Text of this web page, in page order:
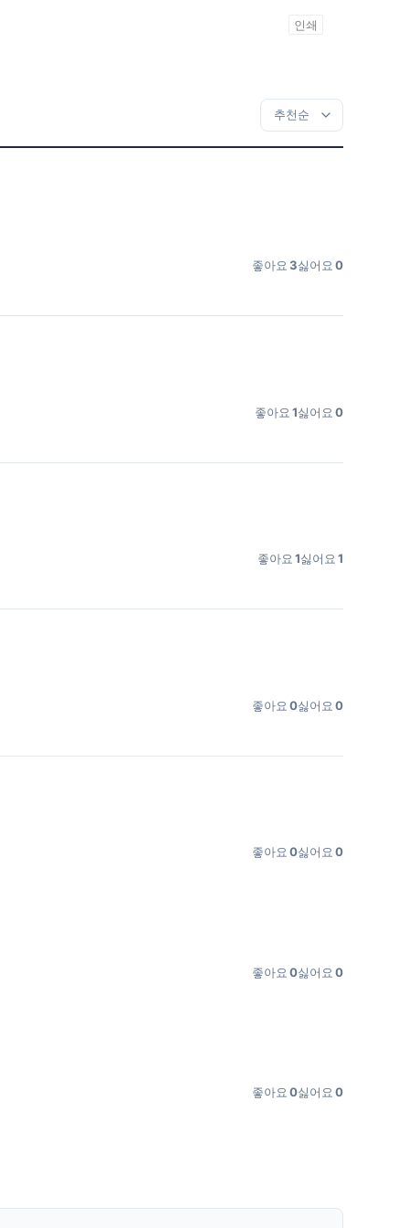
인쇄
좋아요3싫어요0
좋아요 1싫어요 0
좋아요1싫어요1
좋아요 0싫어요 0
좋아요0싫어요0
좋아요 0싫어요 0
좋아요0싫어요0